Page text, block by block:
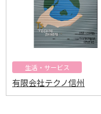
生活・サービス
有限会社テクノ信州